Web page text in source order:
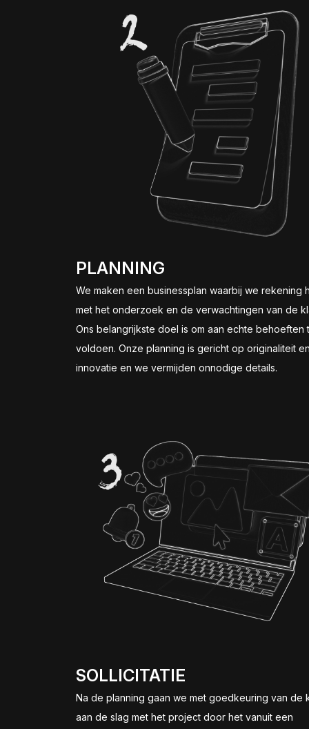
PLANNING
We maken een businessplan waarbij we rekening
met het onderzoek en de verwachtingen van de
Ons belangrijkste doel is om aan echte behoeften
voldoen. Onze planning is gericht op originaliteit
innovatie en we vermijden onnodige details.
SOLLICITATIE
Na de planning gaan we met goedkeuring van de
aan de slag met het project door het vanuit een